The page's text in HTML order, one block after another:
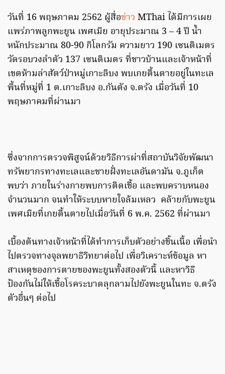
วันที่ 16 พฤษภาคม 2562 ผู้สื่อข่าว MThai ได้มีการเผย
แพร่ภาพลูกพะยูน เพศเมีย อายุประมาณ 3 – 4 ปี น้ำ
หนักประมาณ 80-90 กิโลกรัม ความยาว 190 เซนติเมตร
วัดรอบวงลำตัว 137 เซนติเมตร ที่ชาวบ้านและเจ้าหน้าที่
เขตห้ามล่าสัตว์ป่าหมู่เกาะลิบง พบเกยตื้นตายอยู่ในทะเล
พื้นที่หมู่ที่ 1 ต.เกาะลิบง อ.กันตัง จ.ตรัง เมื่อวันที่ 10
พฤษภาคมที่ผ่านมา
ซึ่งจากการตรวจพิสูจน์ด้วยวิธีการผ่าที่สถาบันวิจัยพัฒนา
ทรัพยากรทางทะเลและชายฝั่งทะเลอันดามัน จ.ภูเก็ต
พบว่า ภายในร่างกายพบการติดเชื้อ และพบคราบหนอง
จำนวนมาก จนทำให้ระบบหายใจล้มเหลว คล้ายกับพะยูน
เพศเมียที่เกยตื้นตายไปเมื่อวันที่ 6 พ.ค. 2562 ที่ผ่านมา
เบื้องต้นทางเจ้าหน้าที่ได้ทำการเก็บตัวอย่างชิ้นเนื้อ เพื่อนำ
ไปตรวจทางจุลพยาธิวิทยาต่อไป เพื่อวิเคราะห์ข้อมูล หา
สาเหตุของการตายของพะยูนทั้งสองตัวนี้ และหาวิธี
ป้องกันไม่ให้เชื้อโรคระบาดลุกลามไปยังพะยูนในทะ จ.ตรัง
ตัวอื่นๆ ต่อไป